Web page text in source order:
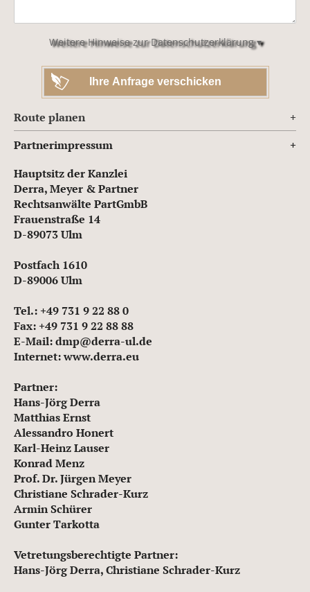
leer.Weitere Hinweise zur Datenschutzerklärung ▾
Route planen
Partnerimpressum
Hauptsitz der Kanzlei
Derra, Meyer & Partner
Rechtsanwälte PartGmbB
Frauenstraße 14
D-89073 Ulm
Postfach 1610
D-89006 Ulm
Tel.: +49 731 9 22 88 0
Fax: +49 731 9 22 88 88
E-Mail: dmp@derra-ul.de
Internet: www.derra.eu
Partner:
Hans-Jörg Derra
Matthias Ernst
Alessandro Honert
Karl-Heinz Lauser
Konrad Menz
Prof. Dr. Jürgen Meyer
Christiane Schrader-Kurz
Armin Schürer
Gunter Tarkotta
Vetretungsberechtigte Partner:
Hans-Jörg Derra, Christiane Schrader-Kurz